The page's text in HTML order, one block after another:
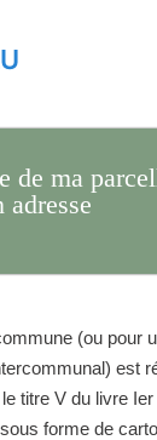
de ma
adresse
(ou pour
est
titre V du livre
forme de